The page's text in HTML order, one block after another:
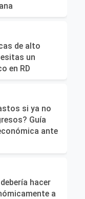
de alto
un
en RD
si ya no
Guía
ante
hacer
a